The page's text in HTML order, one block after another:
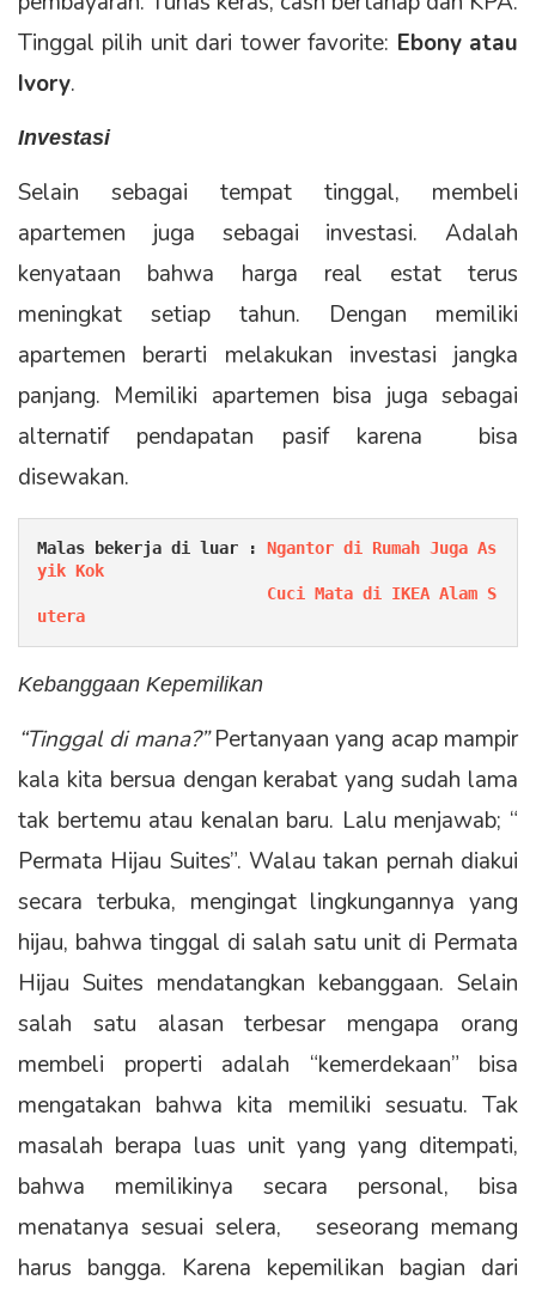
Tinggal pilih unit dari tower favorite: Ebony atau
Ivory.
Investasi
Selain sebagai tempat tinggal, membeli
apartemen juga sebagai investasi. Adalah
kenyataan bahwa harga real estat terus
meningkat setiap tahun. Dengan memiliki
apartemen berarti melakukan investasi jangka
panjang. Memiliki apartemen bisa juga sebagai
alternatif pendapatan pasif karena bisa
disewakan.
Malas bekerja di luar : Ngantor di Rumah Juga As
yik Kok
Cuci Mata di IKEA Alam S
utera
Kebanggaan Kepemilikan
“Tinggal di mana?”Pertanyaan yang acap mampir
kala kita bersua dengan kerabat yang sudah lama
tak bertemu atau kenalan baru. Lalu menjawab; “
Permata Hijau Suites”. Walau takan pernah diakui
secara terbuka, mengingat lingkungannya yang
hijau, bahwa tinggal di salah satu unit di Permata
Hijau Suites mendatangkan kebanggaan. Selain
salah satu alasan terbesar mengapa orang
membeli properti adalah “kemerdekaan” bisa
mengatakan bahwa kita memiliki sesuatu. Tak
masalah berapa luas unit yang yang ditempati,
bahwa memilikinya secara personal, bisa
menatanya sesuai selera, seseorang memang
harus bangga. Karena kepemilikan bagian dari